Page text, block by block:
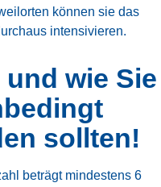
können sie das
intensivieren.
und wie Sie
sollten!
beträgt mindestens 6